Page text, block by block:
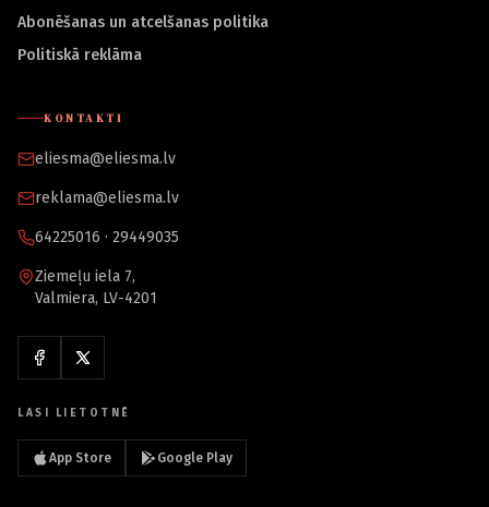
Abonēšanas un atcelšanas politika
Politiskā reklāma
KONTAKTI
eliesma@eliesma.lv
reklama@eliesma.lv
64225016 · 29449035
Ziemeļu iela 7,
Valmiera, LV-4201
LASI LIETOTNĒ
App Store Google Play